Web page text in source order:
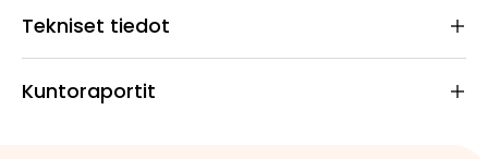
Tekniset tiedot
Kuntoraportit